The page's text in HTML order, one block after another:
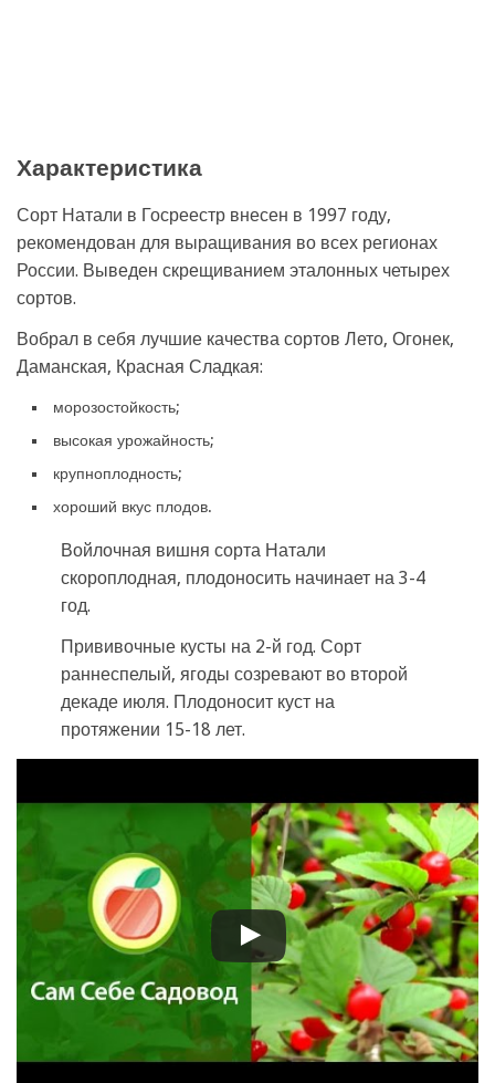
Характеристика
Сорт Натали в Госреестр внесен в 1997 году,
рекомендован для выращивания во всех регионах
России. Выведен скрещиванием эталонных четырех
сортов.
Вобрал в себя лучшие качества сортов Лето, Огонек,
Даманская, Красная Сладкая:
морозостойкость;
высокая урожайность;
крупноплодность;
хороший вкус плодов.
Войлочная вишня сорта Натали
скороплодная, плодоносить начинает на 3-4
год.
Прививочные кусты на 2-й год. Сорт
раннеспелый, ягоды созревают во второй
декаде июля. Плодоносит куст на
протяжении 15-18 лет.